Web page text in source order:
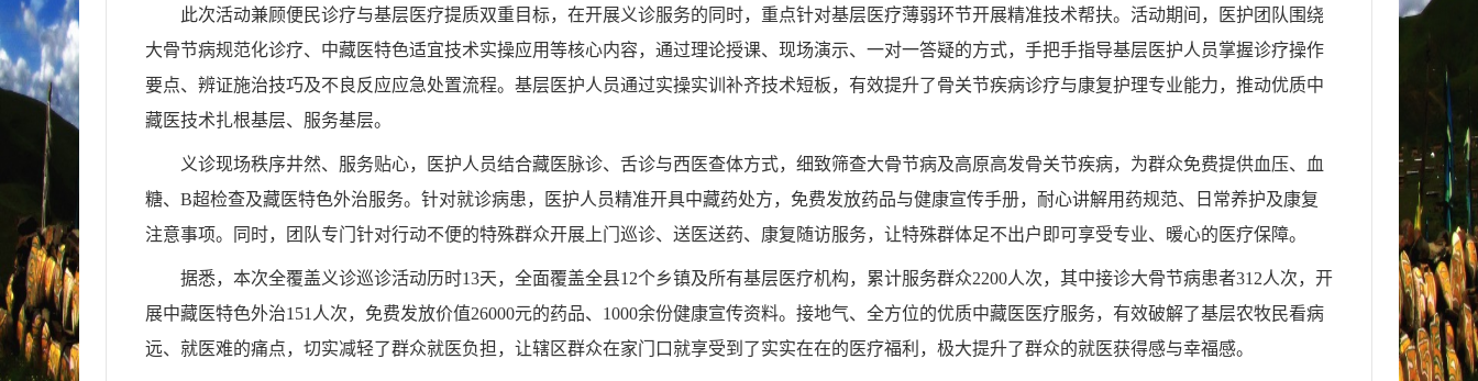
此次活动兼顾便民诊疗与基层医疗提质双重目标，在开展义诊服务的同时，重点针对基层医疗薄弱环节开展精准技术帮扶。活动期间，医护团队围绕
大骨节病规范化诊疗、中藏医特色适宜技术实操应用等核心内容，通过理论授课、现场演示、一对一答疑的方式，手把手指导基层医护人员掌握诊疗操作
要点、辨证施治技巧及不良反应应急处置流程。基层医护人员通过实操实训补齐技术短板，有效提升了骨关节疾病诊疗与康复护理专业能力，推动优质中
藏医技术扎根基层、服务基层。
义诊现场秩序井然、服务贴心，医护人员结合藏医脉诊、舌诊与西医查体方式，细致筛查大骨节病及高原高发骨关节疾病，为群众免费提供血压、血
糖、B超检查及藏医特色外治服务。针对就诊病患，医护人员精准开具中藏药处方，免费发放药品与健康宣传手册，耐心讲解用药规范、日常养护及康复
注意事项。同时，团队专门针对行动不便的特殊群众开展上门巡诊、送医送药、康复随访服务，让特殊群体足不出户即可享受专业、暖心的医疗保障。
据悉，本次全覆盖义诊巡诊活动历时13天，全面覆盖全县12个乡镇及所有基层医疗机构，累计服务群众2200人次，其中接诊大骨节病患者312人次，开
展中藏医特色外治151人次，免费发放价值26000元的药品、1000余份健康宣传资料。接地气、全方位的优质中藏医医疗服务，有效破解了基层农牧民看病
远、就医难的痛点，切实减轻了群众就医负担，让辖区群众在家门口就享受到了实实在在的医疗福利，极大提升了群众的就医获得感与幸福感。